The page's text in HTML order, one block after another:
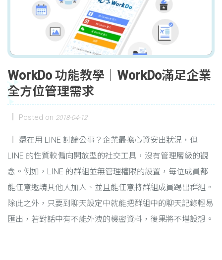
WorkDo 功能教學｜WorkDo滿足企業
全方位管理需求
Posted on 2018-04-12
還在用 LINE 討論公事？企業最擔心資安出狀況，但
LINE 的性質較偏向開放型的社交工具，沒有管理層級的觀
念。例如，LINE 的群組並無管理權限的設置，每位成員都
能任意邀請其他人加入、並且能任意將群組成員踢出群組。
除此之外，只要到聊天設定中就能把群組中的聊天記錄輕易
匯出，若對話中有不能外洩的機密資料，後果將不堪設想。